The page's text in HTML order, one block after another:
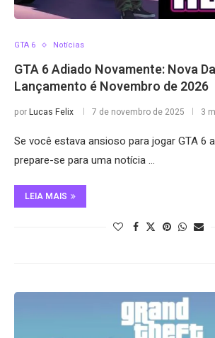
GTA 6 Notícias
GTA 6 Adiado Novamente: Nova
Lançamento é Novembro de 2026
porLucas Felix 7 de novembro de 2025 3
Se você estava ansioso para jogar GTA 6
prepare-se para uma notícia …
LEIA MAIS